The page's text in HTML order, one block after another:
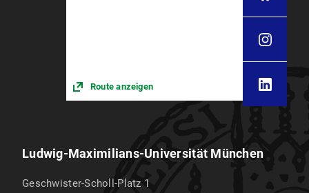
Route anzeigen
Ludwig-Maximilians-Universität München
Geschwister-Scholl-Platz 1